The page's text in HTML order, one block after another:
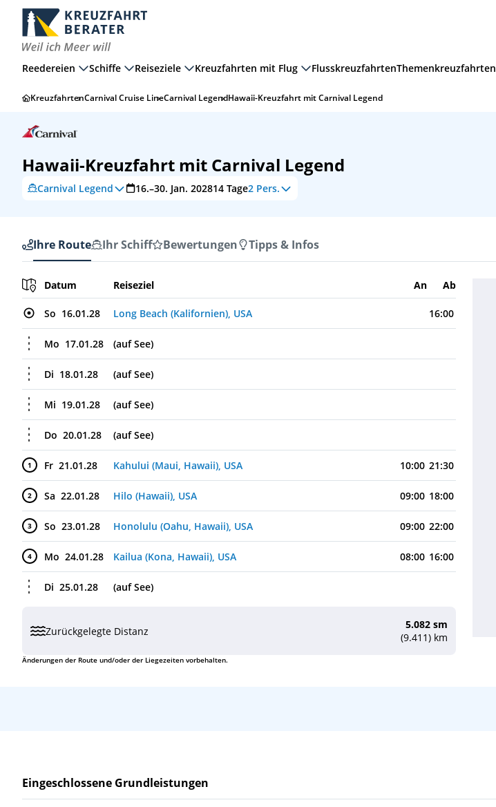
Reedereien Schiffe Reiseziele Kreuzfahrten mit Flug FlusskreuzfahrtenThemenkreuzfahrten
KreuzfahrtenCarnival Cruise LineCarnival LegendHawaii-Kreuzfahrt mit Carnival Legend
Hawaii-Kreuzfahrt mit Carnival Legend
Carnival Legend 16.–30. Jan. 202814 Tage2 Pers.
Ihre Route Ihr Schiff Bewertungen Tipps & Infos
Ihre Route
Datum Reiseziel An Ab
So 16.01.28 Long Beach (Kalifornien), USA 16:00
Mo 17.01.28 (auf See)
Di 18.01.28 (auf See)
Mi 19.01.28 (auf See)
Do 20.01.28 (auf See)
1 Fr 21.01.28 Kahului (Maui, Hawaii), USA 10:00 21:30
2 Sa 22.01.28 Hilo (Hawaii), USA 09:00 18:00
3 So 23.01.28 Honolulu (Oahu, Hawaii), USA 09:00 22:00
4 Mo 24.01.28 Kailua (Kona, Hawaii), USA 08:00 16:00
Di 25.01.28 (auf See)
Zurückgelegte Distanz
5.082 sm
(9.411) km
Änderungen der Route und/oder der Liegezeiten vorbehalten.
Leistungen
Eingeschlossene Grundleistungen